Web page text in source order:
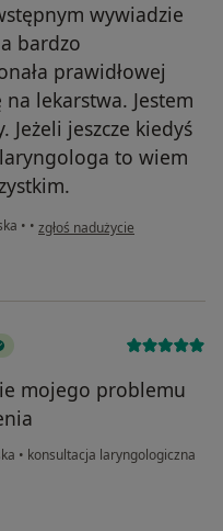
wywiadzie
bardzo
prawidłowej
lekarstwa. Jestem
jeszcze kiedyś
to wiem
• • w opinii użytkownika Krzysztof
zgłoś nadużycie
mojego problemu
• konsultacja laryngologiczna